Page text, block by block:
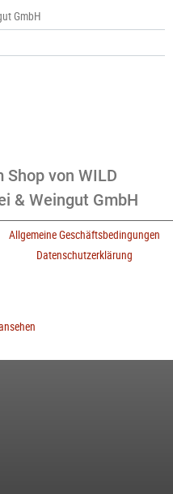
GmbH
von WILD
& Weingut GmbH
Allgemeine Geschäftsbedingungen
Datenschutzerklärung